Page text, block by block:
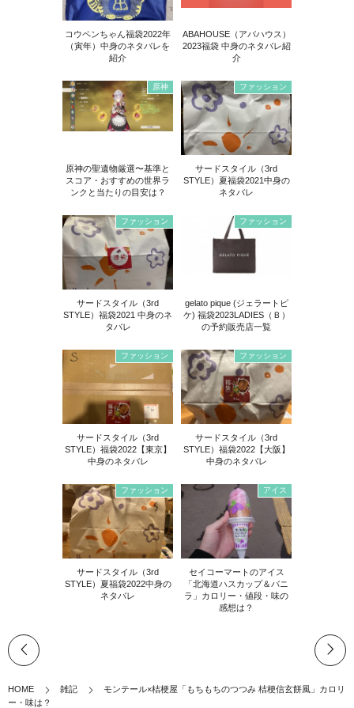
コウペンちゃん福袋2022年
（寅年）中身のネタバレを
紹介
ABAHOUSE（アバハウス）
2023福袋 中身のネタバレ紹
介
原神
原神の聖遺物厳選〜基準と
スコア・おすすめの世界ラ
ンクと当たりの目安は？
ファッション
サードスタイル（3rd
STYLE）夏福袋2021中身の
ネタバレ
ファッション
サードスタイル（3rd
STYLE）福袋2021 中身のネ
タバレ
ファッション
gelato pique (ジェラートピ
ケ) 福袋2023LADIES（Ｂ）
の予約販売店一覧
ファッション
サードスタイル（3rd
STYLE）福袋2022【東京】
中身のネタバレ
ファッション
サードスタイル（3rd
STYLE）福袋2022【大阪】
中身のネタバレ
ファッション
サードスタイル（3rd
STYLE）夏福袋2022中身の
ネタバレ
アイス
セイコーマートのアイス
「北海道ハスカップ＆バニ
ラ」カロリー・値段・味の
感想は？
HOME 雑記
モンテール×桔梗屋「もちもちのつつみ 桔梗信玄餅風」カロリ
ー・味は？